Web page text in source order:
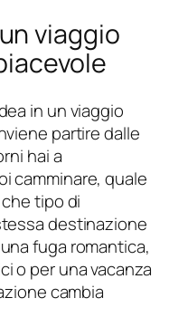
viaggio
in un viaggio
partire dalle
hai a
camminare, quale
tipo di
destinazione
fuga romantica,
o per una vacanza
cambia